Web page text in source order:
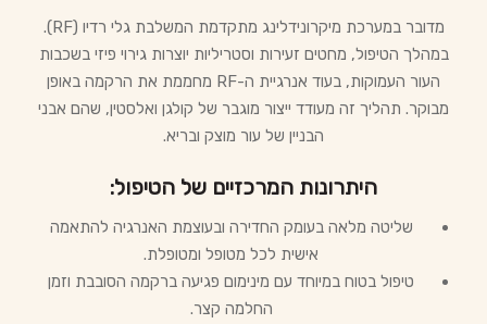
מדובר במערכת מיקרונידלינג מתקדמת המשלבת גלי רדיו (RF).
במהלך הטיפול, מחטים זעירות וסטריליות יוצרות גירוי פיזי בשכבות
העור העמוקות, בעוד אנרגיית ה-RF מחממת את הרקמה באופן
מבוקר. תהליך זה מעודד ייצור מוגבר של קולגן ואלסטין, שהם אבני
הבניין של עור מוצק ובריא.
היתרונות המרכזיים של הטיפול:
שליטה מלאה בעומק החדירה ובעוצמת האנרגיה להתאמה
אישית לכל מטופל ומטופלת.
טיפול בטוח במיוחד עם מינימום פגיעה ברקמה הסובבת וזמן
החלמה קצר.